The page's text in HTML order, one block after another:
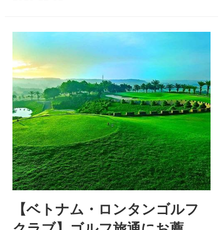
【ベトナム・ロンタンゴルフ